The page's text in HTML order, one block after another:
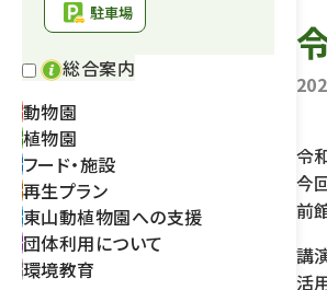
駐車場
総合案内
動物園
植物園
フード・施設
再生プラン
東山動植物園への支援
団体利用について
環境教育
令
今
前
講
活